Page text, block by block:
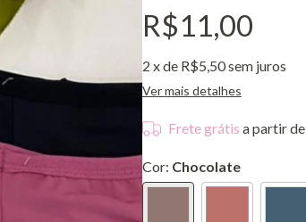
R$11,00
2 x de R$5,50sem juros
Ver mais detalhes
Frete grátis a partir de
Cor: Chocolate